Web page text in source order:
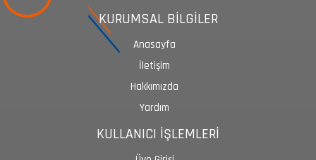
KURUMSAL BİLGİLER
Anasayfa
İletişim
Hakkımızda
Yardım
KULLANICI İŞLEMLERİ